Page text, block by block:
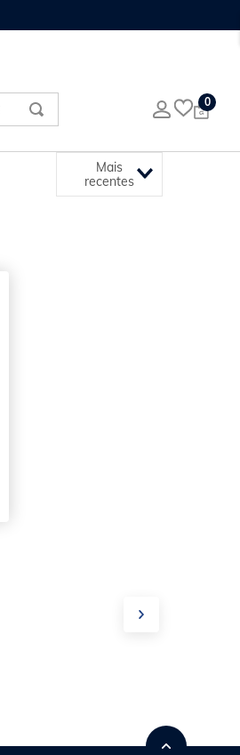
0
Mais
recentes